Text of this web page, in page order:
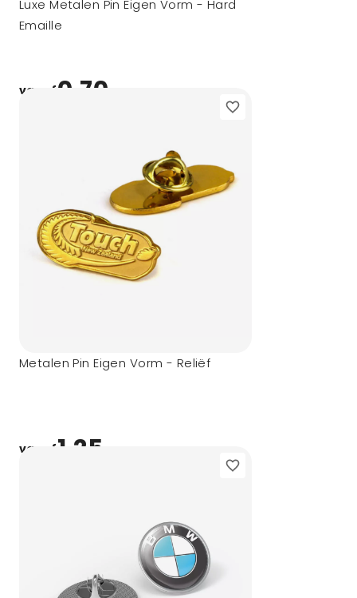
Luxe Metalen Pin Eigen Vorm - Hard
Emaille
vanaf0,70
Metalen Pin Eigen Vorm - Reliëf
vanaf1,25